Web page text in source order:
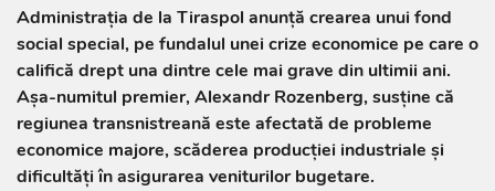
Administrația de la Tiraspol anunță crearea unui fond
social special, pe fundalul unei crize economice pe care o
califică drept una dintre cele mai grave din ultimii ani.
Așa-numitul premier, Alexandr Rozenberg, susține că
regiunea transnistreană este afectată de probleme
economice majore, scăderea producției industriale și
dificultăți în asigurarea veniturilor bugetare.